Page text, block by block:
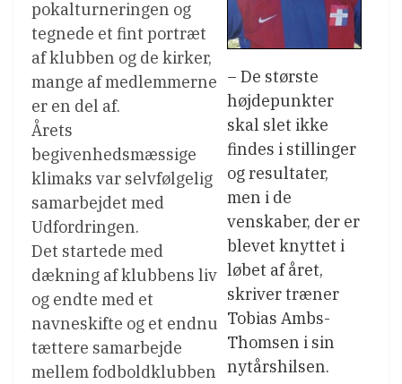
– De største
højdepunkter
skal slet ikke
findes i stillinger
og resultater,
men i de
venskaber, der er
blevet knyttet i
løbet af året,
skriver træner
Tobias Ambs-
Thomsen i sin
nytårshilsen.
pokalturneringen og
tegnede et fint portræt
af klubben og de kirker,
mange af medlemmerne
er en del af.
Årets
begivenhedsmæssige
klimaks var selvfølgelig
samarbejdet med
Udfordringen.
Det startede med
dækning af klubbens liv
og endte med et
navneskifte og et endnu
tættere samarbejde
mellem fodboldklubben